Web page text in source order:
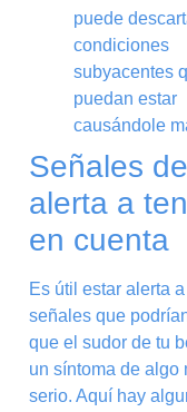
puede
condiciones
subyacentes
puedan estar
causándole
Señales de
alerta a
en cuenta
Es útil estar alerta
señales que
que el sudor de tu
un síntoma de algo
serio. Aquí hay